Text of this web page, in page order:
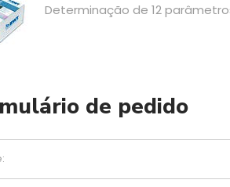
Determinação de 12
de pedido